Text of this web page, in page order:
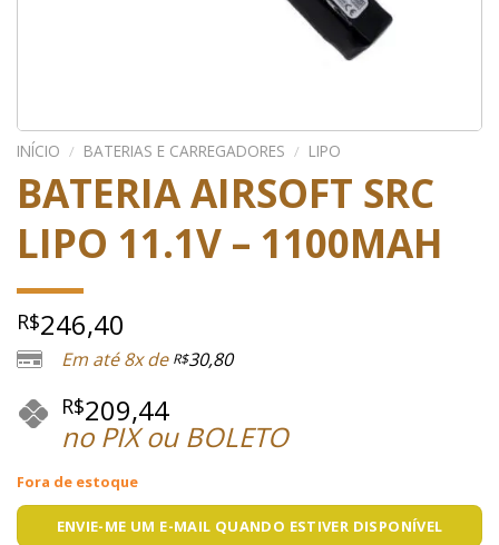
INÍCIO / BATERIAS E CARREGADORES / LIPO
BATERIA AIRSOFT SRC
LIPO 11.1V – 1100MAH
R$246,40
Em até 8x de R$30,80
R$209,44
no PIX ou BOLETO
Fora de estoque
ENVIE-ME UM E-MAIL QUANDO ESTIVER DISPONÍVEL